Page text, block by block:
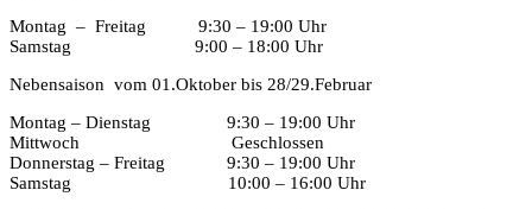
Montag – Freitag 9:30 – 19:00 Uhr
Samstag 9:00 – 18:00 Uhr
Nebensaison vom 01.Oktober bis 28/29.Februar
Montag – Dienstag 9:30 – 19:00 Uhr
Mittwoch Geschlossen
Donnerstag – Freitag 9:30 – 19:00 Uhr
Samstag 10:00 – 16:00 Uhr